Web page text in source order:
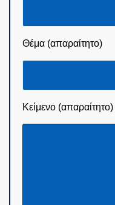
Θέμα (απαραίτητο)
Κείμενο (απαραίτητο)